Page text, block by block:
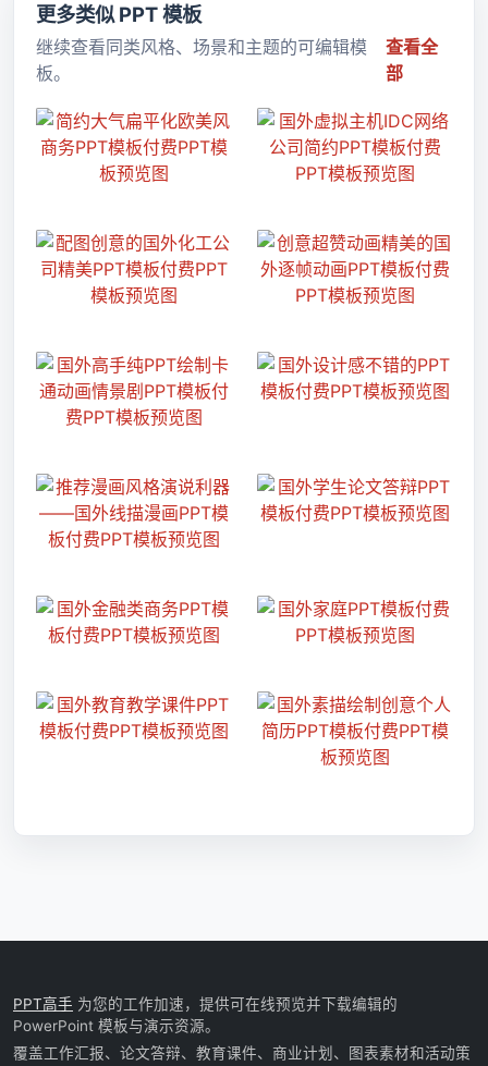
更多类似 PPT 模板
继续查看同类风格、场景和主题的可编辑模
板。
查看全
部
PPT高手 为您的工作加速，提供可在线预览并下载编辑的
PowerPoint 模板与演示资源。
覆盖工作汇报、论文答辩、教育课件、商业计划、图表素材和活动策